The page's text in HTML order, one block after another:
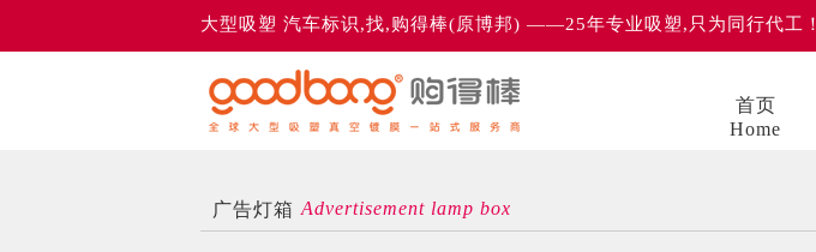
大型吸塑 汽车标识,找,购得棒(原博邦) ——25年专业吸塑,只为同行代工！
首页
Home
广告灯箱 Advertisement lamp box